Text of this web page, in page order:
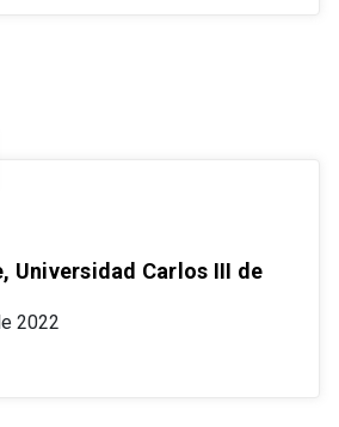
Universidad Carlos III de
2022